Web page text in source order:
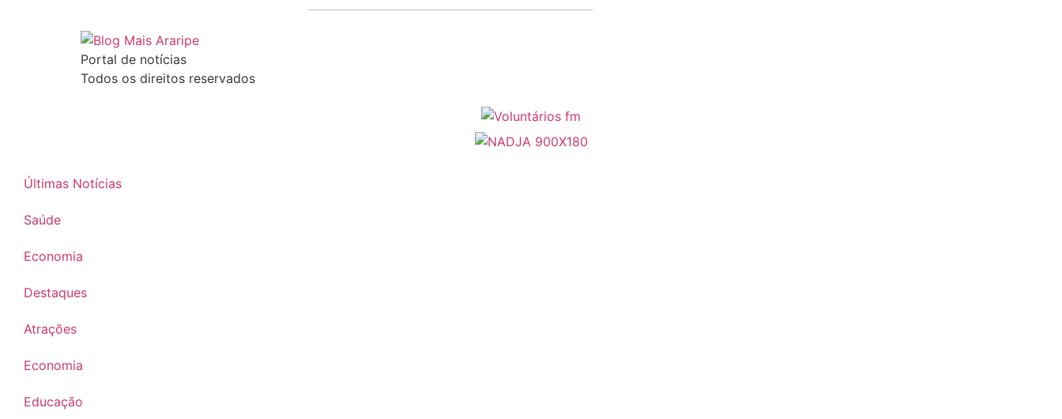
Portal de notícias
Todos os direitos reservados
Últimas Notícias
Saúde
Economia
Destaques
Atrações
Economia
Educação